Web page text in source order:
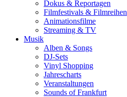
Dokus & Reportagen
Filmfestivals & Filmreihen
Animationsfilme
Streaming & TV
Musik
Alben & Songs
DJ-Sets
Vinyl Shopping
Jahrescharts
Veranstaltungen
Sounds of Frankfurt